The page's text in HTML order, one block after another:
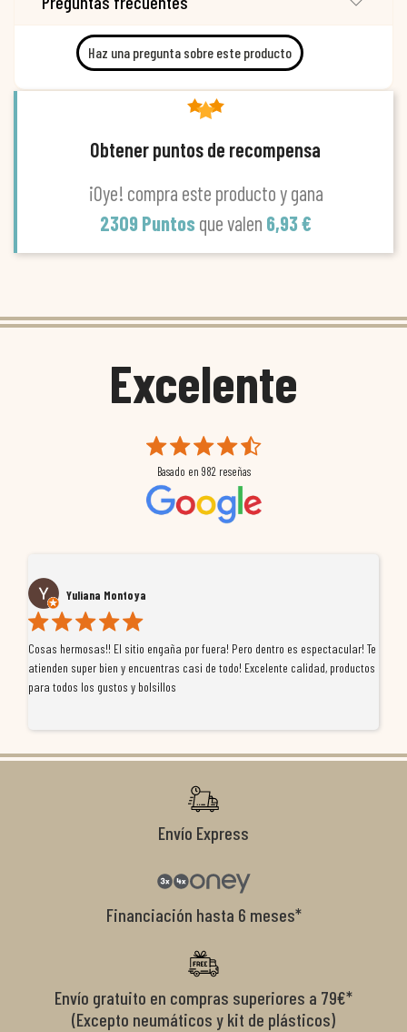
Haz una pregunta sobre este producto
Obtener puntos de recompensa
¡Oye! compra este producto y gana
2309 Puntos que valen 6,93 €
Excelente
Basado en 982 reseñas
Yuliana Montoya
Cosas hermosas!! El sitio engaña por fuera! Pero dentro es espectacular! Te
atienden super bien y encuentras casi de todo! Excelente calidad, productos
para todos los gustos y bolsillos
Envío Express
Financiación hasta 6 meses*
Envío gratuito en compras superiores a 79€*
(Excepto neumáticos y kit de plásticos)